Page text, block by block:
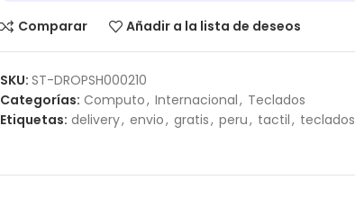
Comparar Añadir a la lista de deseos
SKU: ST-DROPSH000210
Categorías: Computo, Internacional, Teclados
Etiquetas: delivery, envio, gratis, peru, tactil, teclados